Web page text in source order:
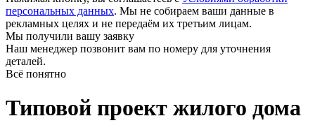
персональных данных. Мы не собираем ваши данные в
рекламных целях и не передаём их третьим лицам.
Мы получили вашу заявку
Наш менеджер позвонит вам по номеру для уточнения
деталей.
Всё понятно
Типовой проект жилого дома